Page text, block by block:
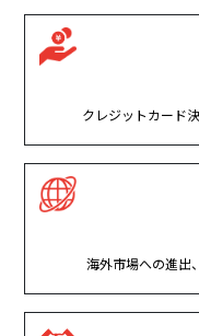
クレジットカード
海外市場への進出